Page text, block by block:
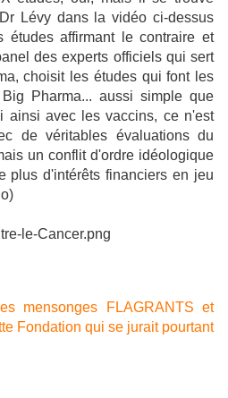
Lévy dans la vidéo ci-dessus
études affirmant le contraire et
des experts officiels qui sert
choisit les études qui font les
Pharma... aussi simple que
ainsi avec les vaccins, ce n'est
de véritables évaluations du
un conflit d'ordre idéologique
plus d'intérêts financiers en jeu
les mensonges FLAGRANTS et
Fondation qui se jurait pourtant